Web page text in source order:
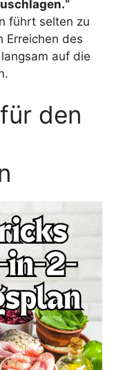
führt selten zu
Erreichen des
auf die
den